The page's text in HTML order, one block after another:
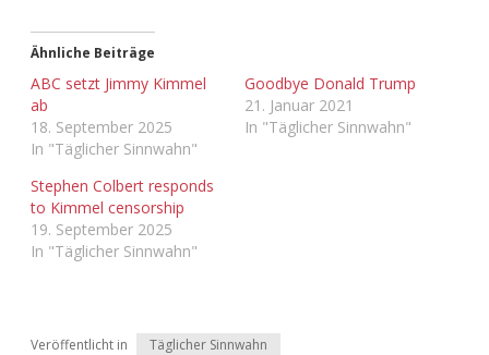
Ähnliche Beiträge
ABC setzt Jimmy Kimmel
ab
18. September 2025
In "Täglicher Sinnwahn"
Goodbye Donald Trump
21. Januar 2021
In "Täglicher Sinnwahn"
Stephen Colbert responds
to Kimmel censorship
19. September 2025
In "Täglicher Sinnwahn"
Veröffentlicht in Täglicher Sinnwahn